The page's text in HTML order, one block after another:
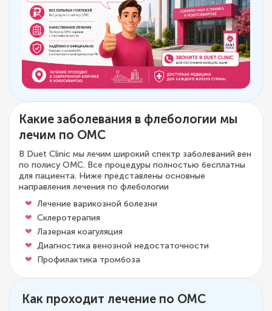
Какие заболевания в флебологии мы
лечим по ОМС
В Duet Clinic мы лечим широкий спектр заболеваний вен
по полису ОМС. Все процедуры полностью бесплатны
для пациента. Ниже представлены основные
направления лечения по флебологии
Лечение варикозной болезни
Склеротерапия
Лазерная коагуляция
Диагностика венозной недостаточности
Профилактика тромбоза
Как проходит лечение по ОМС